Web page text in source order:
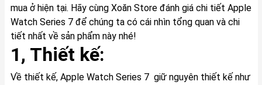
mua ở hiện tại. Hãy cùng Xoăn Store đánh giá chi tiết Apple
Watch Series 7 để chúng ta có cái nhìn tổng quan và chi
tiết nhất về sản phẩm này nhé!
1, Thiết kế:
Về thiết kế, Apple Watch Series 7 giữ nguyên thiết kế như